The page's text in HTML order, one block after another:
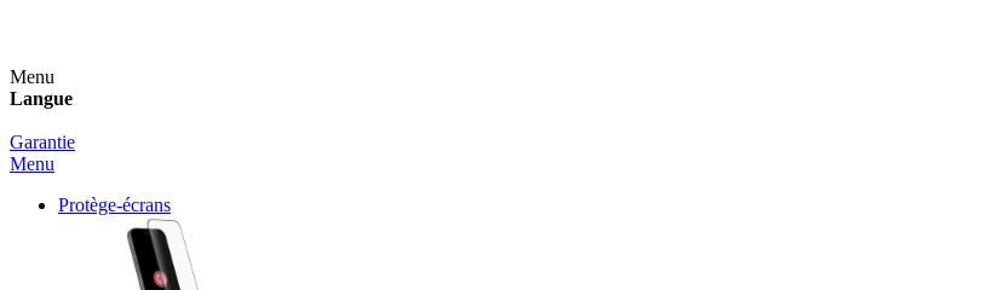
Menu
Langue
Garantie
Menu
Protège-écrans